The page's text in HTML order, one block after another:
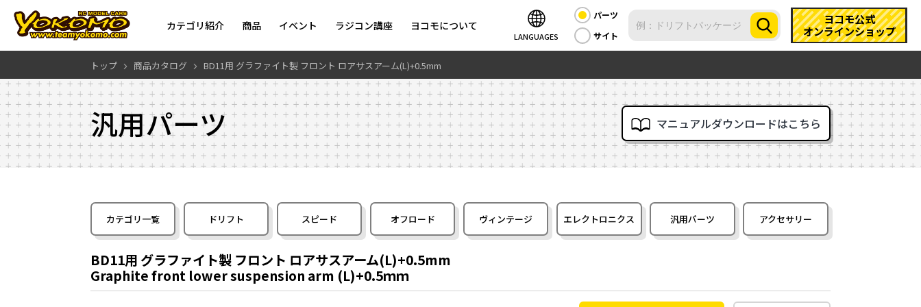
カテゴリ紹介 商品 イベント ラジコン講座 ヨコモについて
LANGUAGES
パーツ
サイト
ヨコモ公式
オンラインショップ
トップ 商品カタログ BD11用 グラファイト製 フロント ロアサスアーム(L)+0.5mm
汎用パーツ マニュアルダウンロードはこちら
カテゴリ一覧 ドリフト スピード オフロード ヴィンテージ エレクトロニクス 汎用パーツ アクセサリー
BD11用 グラファイト製 フロント ロアサスアーム(L)+0.5mm
Graphite front lower suspension arm (L)+0.5ｍｍ